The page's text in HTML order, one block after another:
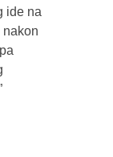
ide na
nakon